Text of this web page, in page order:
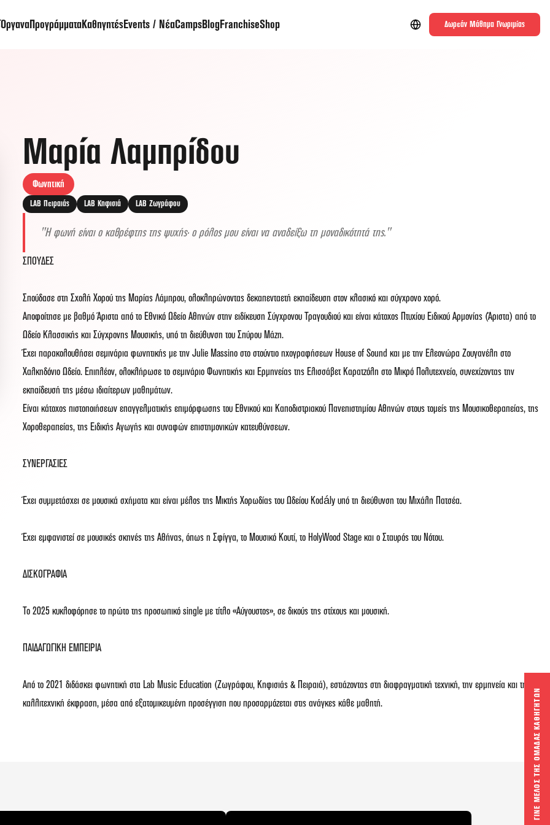
ΌργαναΠρογράμματαΚαθηγητέςEvents / ΝέαCampsBlogFranchiseShop Δωρεάν Μάθημα Γνωριμίας
Μαρία Λαμπρίδου
Φωνητική
LAB Πειραιάς LAB Κηφισιά LAB Ζωγράφου
Η φωνή είναι ο καθρέφτης της ψυχής· ο ρόλος μου είναι να αναδείξω τη μοναδικότητά της.
ΣΠΟΥΔΕΣ
Σπούδασε στη Σχολή Χορού της Μαρίας Λάμπρου, ολοκληρώνοντας δεκαπενταετή εκπαίδευση στον κλασικό και σύγχρονο χορό.
Αποφοίτησε με βαθμό Άριστα από το Εθνικό Ωδείο Αθηνών στην ειδίκευση Σύγχρονου Τραγουδιού και είναι κάτοχος Πτυχίου Ειδικού Αρμονίας (Άριστα) από το
Ωδείο Κλασσικής και Σύγχρονης Μουσικής, υπό τη διεύθυνση του Σπύρου Μάζη.
Έχει παρακολουθήσει σεμινάρια φωνητικής με την Julie Massino στο στούντιο ηχογραφήσεων House of Sound και με την Ελεονώρα Ζουγανέλη στο
Χαλκηδόνιο Ωδείο. Επιπλέον, ολοκλήρωσε το σεμινάριο Φωνητικής και Ερμηνείας της Ελισσάβετ Καρατζόλη στο Μικρό Πολυτεχνείο, συνεχίζοντας την
εκπαίδευσή της μέσω ιδιαίτερων μαθημάτων.
Είναι κάτοχος πιστοποιήσεων επαγγελματικής επιμόρφωσης του Εθνικού και Καποδιστριακού Πανεπιστημίου Αθηνών στους τομείς της Μουσικοθεραπείας, της
Χοροθεραπείας, της Ειδικής Αγωγής και συναφών επιστημονικών κατευθύνσεων.
ΣΥΝΕΡΓΑΣΙΕΣ
Έχει συμμετάσχει σε μουσικά σχήματα και είναι μέλος της Μικτής Χορωδίας του Ωδείου Kodály υπό τη διεύθυνση του Μιχάλη Πατσέα.
Έχει εμφανιστεί σε μουσικές σκηνές της Αθήνας, όπως η Σφίγγα, το Μουσικό Κουτί, το HolyWood Stage και ο Σταυρός του Νότου.
ΔΙΣΚΟΓΡΑΦΙΑ
Το 2025 κυκλοφόρησε το πρώτο της προσωπικό single με τίτλο «Αύγουστος», σε δικούς της στίχους και μουσική.
ΠΑΙΔΑΓΩΓΙΚΗ ΕΜΠΕΙΡΙΑ
Από το 2021 διδάσκει φωνητική στα Lab Music Education (Ζωγράφου, Κηφισιάς & Πειραιά), εστιάζοντας στη διαφραγματική τεχνική, την ερμηνεία και την
καλλιτεχνική έκφραση, μέσα από εξατομικευμένη προσέγγιση που προσαρμόζεται στις ανάγκες κάθε μαθητή.
ΓΙΝΕ ΜΕΛΟΣ ΤΗΣ ΟΜΑΔΑΣ ΚΑΘΗΓΗΤΩΝ